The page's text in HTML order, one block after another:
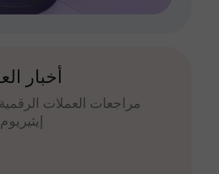
أخبار
مراجعات العملات الرقمية